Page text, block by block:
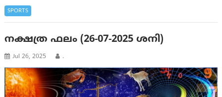
SPORTS
നക്ഷത്ര ഫലം (26-07-2025 ശനി)
Jul 26, 2025 .